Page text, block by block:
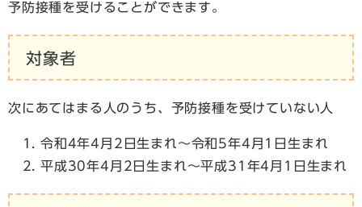
予防接種を受けることができます。
対象者
次にあてはまる人のうち、予防接種を受けていない人
令和4年4月2日生まれ～令和5年4月1日生まれ
平成30年4月2日生まれ～平成31年4月1日生まれ